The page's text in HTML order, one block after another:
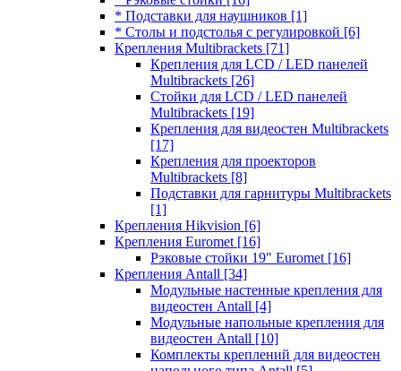
* Подставки для наушников [1]
* Столы и подстолья с регулировкой [6]
Крепления Multibrackets [71]
Крепления для LCD / LED панелей
Multibrackets [26]
Стойки для LCD / LED панелей
Multibrackets [19]
Крепления для видеостен Multibrackets
[17]
Крепления для проекторов
Multibrackets [8]
Подставки для гарнитуры Multibrackets
[1]
Крепления Hikvision [6]
Крепления Euromet [16]
Рэковые стойки 19" Euromet [16]
Крепления Antall [34]
Модульные настенные крепления для
видеостен Antall [4]
Модульные напольные крепления для
видеостен Antall [10]
Комплекты креплений для видеостен